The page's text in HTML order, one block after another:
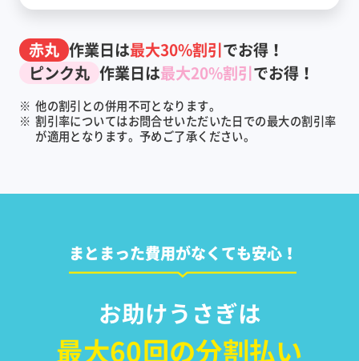
赤丸 作業日は最大30%割引でお得！
ピンク丸 作業日は最大20%割引でお得！
※ 他の割引との併用不可となります。
※ 割引率についてはお問合せいただいた日での最大の割引率
が適用となります。予めご了承ください。
まとまった費用がなくても安心！
お助けうさぎは
最大60回の分割払い